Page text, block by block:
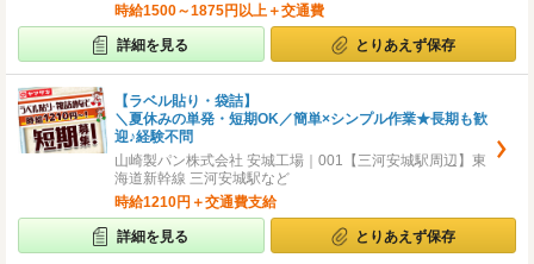
時給1500～1875円以上＋交通費
詳細を見る とりあえず保存
【ラベル貼り・袋詰】
＼夏休みの単発・短期OK／簡単×シンプル作業★長期も歓
迎♪経験不問
山崎製パン株式会社 安城工場｜001【三河安城駅周辺】東
海道新幹線 三河安城駅など
時給1210円＋交通費支給
詳細を見る とりあえず保存